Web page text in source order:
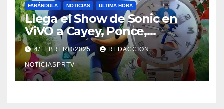
FARÁNDULA NOTICIAS ULTIMA HORA
Llega el Show de Sonic en
ViVO a Cayey, Ponce,
Barceloneta y Humacao,
Relojes gratis para el que
compre ahora….
4/FEBRERO/2025 REDACCION
NOTICIASPRTV